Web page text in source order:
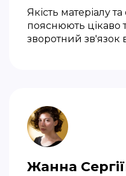
Якість матеріалу
пояснюють
зворотний зв'язок
Жанна